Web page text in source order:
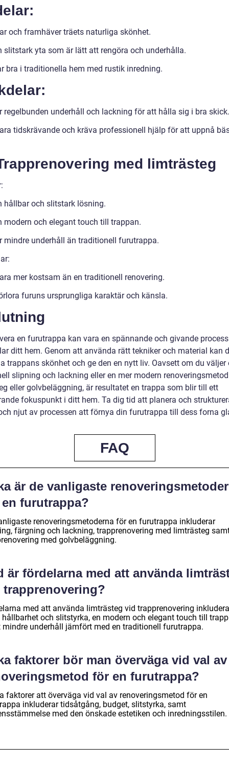
och framhäver träets naturliga skönhet.
slitstark yta som är lätt att rengöra och underhålla.
bra i traditionella hem med rustik inredning.
regelbunden underhåll och lackning för att hålla sig i bra skick.
tidskrävande och kräva professionell hjälp för att uppnå
med limträsteg
hållbar och slitstark lösning.
modern och elegant touch till trappan.
mindre underhåll än traditionell furutrappa.
mer kostsam än en traditionell renovering.
furuns ursprungliga karaktär och känsla.
en furutrappa kan vara en spännande och givande
ditt hem. Genom att använda rätt tekniker och material kan
trappans skönhet och ge den en nytt liv. Oavsett om du väljer
slipning och lackning eller en mer modern
eller golvbeläggning, är resultatet en trappa som blir till ett
fokuspunkt i ditt hem. Ta dig tid att planera och
njut av processen att förnya din furutrappa till dess forna
FAQ
är de vanligaste
furutrappa?
renoveringsmetoderna för en furutrappa inkluderar
färgning och lackning, trapprenovering med limträsteg
med golvbeläggning.
är fördelarna med att använda
trapprenovering?
med att använda limträsteg vid trapprenovering
hållbarhet och slitstyrka, en modern och elegant touch till
mindre underhåll jämfört med en traditionell furutrappa.
faktorer bör man överväga vid val av
för en furutrappa?
faktorer att överväga vid val av renoveringsmetod för en
inkluderar tidsåtgång, budget, slitstyrka, samt
med den önskade estetiken och inredningsstilen.